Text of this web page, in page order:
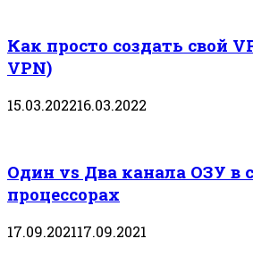
Как просто создать свой
VPN)
15.03.202216.03.2022
Один vs Два канала ОЗУ в
процессорах
17.09.202117.09.2021